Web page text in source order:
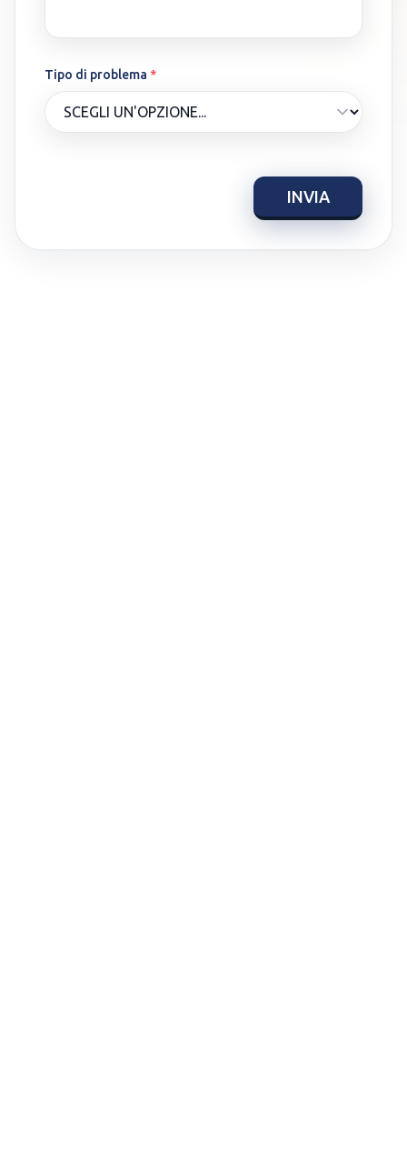
Tipo di problema *
INVIA